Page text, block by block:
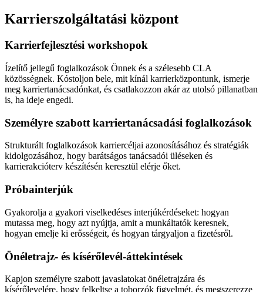
Karrierszolgáltatási központ
Karrierfejlesztési workshopok
Ízelítő jellegű foglalkozások Önnek és a szélesebb CLA
közösségnek. Kóstoljon bele, mit kínál karrierközpontunk, ismerje
meg karriertanácsadónkat, és csatlakozzon akár az utolsó pillanatban
is, ha ideje engedi.
Személyre szabott karriertanácsadási foglalkozások
Strukturált foglalkozások karriercéljai azonosításához és stratégiák
kidolgozásához, hogy barátságos tanácsadói üléseken és
karrierakcióterv készítésén keresztül elérje őket.
Próbainterjúk
Gyakorolja a gyakori viselkedéses interjúkérdéseket: hogyan
mutassa meg, hogy azt nyújtja, amit a munkáltatók keresnek,
hogyan emelje ki erősségeit, és hogyan tárgyaljon a fizetésről.
Önéletrajz- és kísérőlevél-áttekintések
Kapjon személyre szabott javaslatokat önéletrajzára és
kísérőlevelére, hogy felkeltse a toborzók figyelmét, és megszerezze